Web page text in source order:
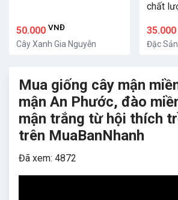
50.000 VNĐ
Cây Xanh Gia Nguyễn
chất
35.000
Đặc
Mua giống cây mận
mận An Phước, đào
mận trắng từ hội thích
trên MuaBanNhanh
Đã xem: 4872